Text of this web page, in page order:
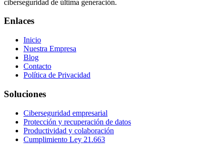
ciberseguridad de última generación.
Enlaces
Inicio
Nuestra Empresa
Blog
Contacto
Política de Privacidad
Soluciones
Ciberseguridad empresarial
Protección y recuperación de datos
Productividad y colaboración
Cumplimiento Ley 21.663